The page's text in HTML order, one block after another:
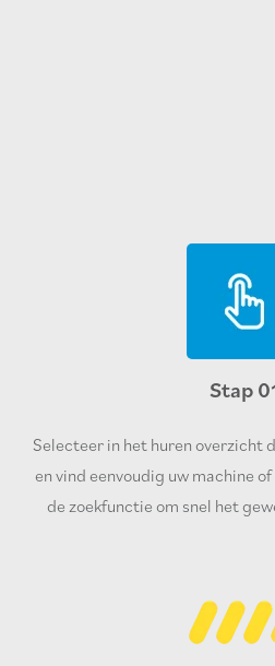
Stap
Selecteer in het huren overzicht
en vind eenvoudig uw machine
de zoekfunctie om snel het